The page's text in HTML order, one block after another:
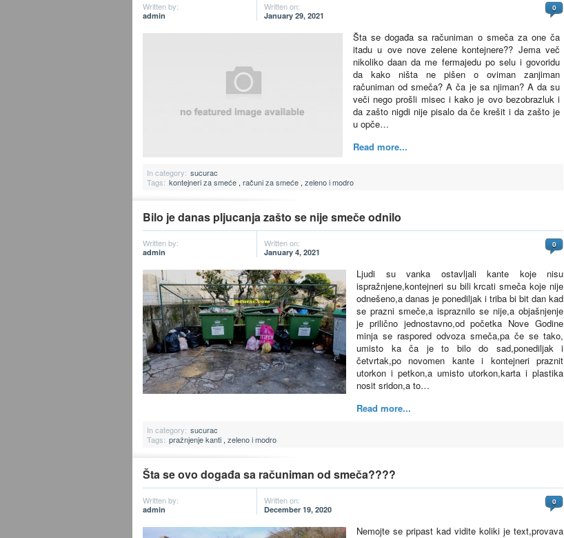
Written by:
admin
Written on:
January 29, 2021
0
Šta se događa sa računiman o smeča za one ča
itadu u ove nove zelene kontejnere?? Jema več
nikoliko daan da me fermajedu po selu i govoridu
da kako ništa ne pišen o oviman zanjiman
računiman od smeča? A ča je sa njiman? A da su
veči nego prošli misec i kako je ovo bezobrazluk i
da zašto nigdi nije pisalo da če krešit i da zašto je
u opče…
Read more...
In category: sucurac
Tags: kontejneri za smeće , računi za smeće , zeleno i modro
Bilo je danas pljucanja zašto se nije smeče odnilo
Written by:
admin
Written on:
January 4, 2021
0
Ljudi su vanka ostavljali kante koje nisu
ispražnjene,kontejneri su bili krcati smeča koje nije
odnešeno,a danas je ponediljak i triba bi bit dan kad
se prazni smeče,a ispraznilo se nije,a objašnjenje
je prilično jednostavno,od početka Nove Godine
minja se raspored odvoza smeča,pa če se tako,
umisto ka ča je to bilo do sad,ponediljak i
četvrtak,po novomen kante i kontejneri praznit
utorkon i petkon,a umisto utorkon,karta i plastika
nosit sridon,a to…
Read more...
In category: sucurac
Tags: pražnjenje kanti , zeleno i modro
Šta se ovo događa sa računiman od smeča????
Written by:
admin
Written on:
December 19, 2020
0
Nemojte se pripast kad vidite koliki je text,provava